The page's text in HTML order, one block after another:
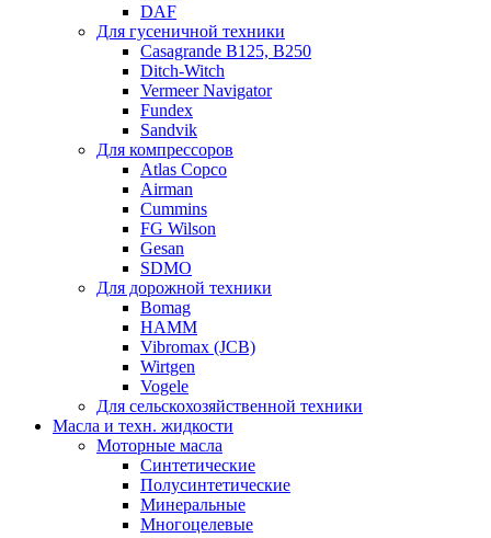
DAF
Для гусеничной техники
Casagrande B125, B250
Ditch-Witch
Vermeer Navigator
Fundex
Sandvik
Для компрессоров
Atlas Copco
Airman
Cummins
FG Wilson
Gesan
SDMO
Для дорожной техники
Bomag
HAMM
Vibromax (JCB)
Wirtgen
Vogele
Для сельскохозяйственной техники
Масла и техн. жидкости
Моторные масла
Синтетические
Полусинтетические
Минеральные
Многоцелевые